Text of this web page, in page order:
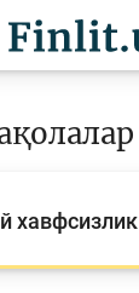
хавфсизлик